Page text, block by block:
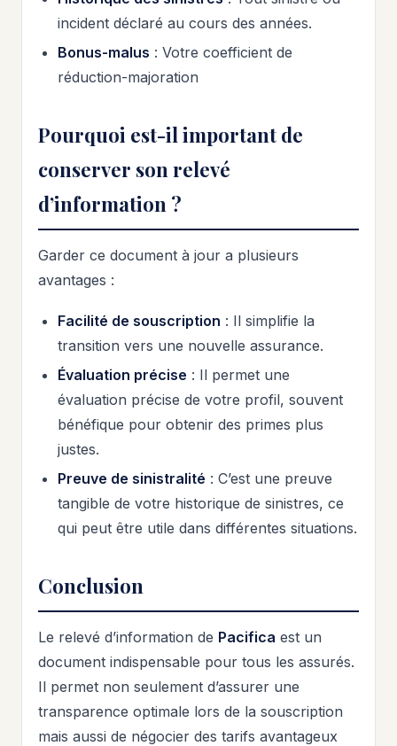
incident déclaré au cours des années.
Bonus-malus : Votre coefficient de
réduction-majoration
Pourquoi est-il important de
conserver son relevé
d’information ?
Garder ce document à jour a plusieurs
avantages :
Facilité de souscription : Il simplifie la
transition vers une nouvelle assurance.
Évaluation précise : Il permet une
évaluation précise de votre profil, souvent
bénéfique pour obtenir des primes plus
justes.
Preuve de sinistralité : C’est une preuve
tangible de votre historique de sinistres, ce
qui peut être utile dans différentes situations.
Conclusion
Le relevé d’information de Pacifica est un
document indispensable pour tous les assurés.
Il permet non seulement d’assurer une
transparence optimale lors de la souscription
mais aussi de négocier des tarifs avantageux